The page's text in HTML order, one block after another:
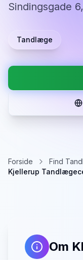
Sindingsgade
Tandlæge
Forside Find
Kjellerup
Om